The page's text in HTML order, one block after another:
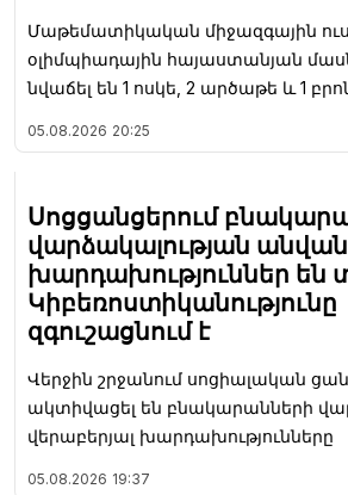
Մաթեմատիկական միջազգային
օլիմպիադային հայաստանյան
նվաճել են 1 ոսկե, 2 արծաթե և 1
05.08.2026 20:25
Սոցցանցերում
վարձակալության
խարդախություններ են
Կիբեռոստիկանությունը
զգուշացնում է
Վերջին շրջանում սոցիալական
ակտիվացել են բնակարանների
վերաբերյալ խարդախությունները
05.08.2026 19:37